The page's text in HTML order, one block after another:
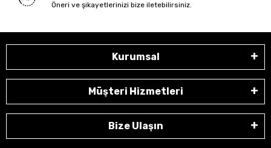
Öneri ve şikayetlerinizi bize iletebilirsiniz.
Kurumsal
Müşteri Hizmetleri
Bize Ulaşın